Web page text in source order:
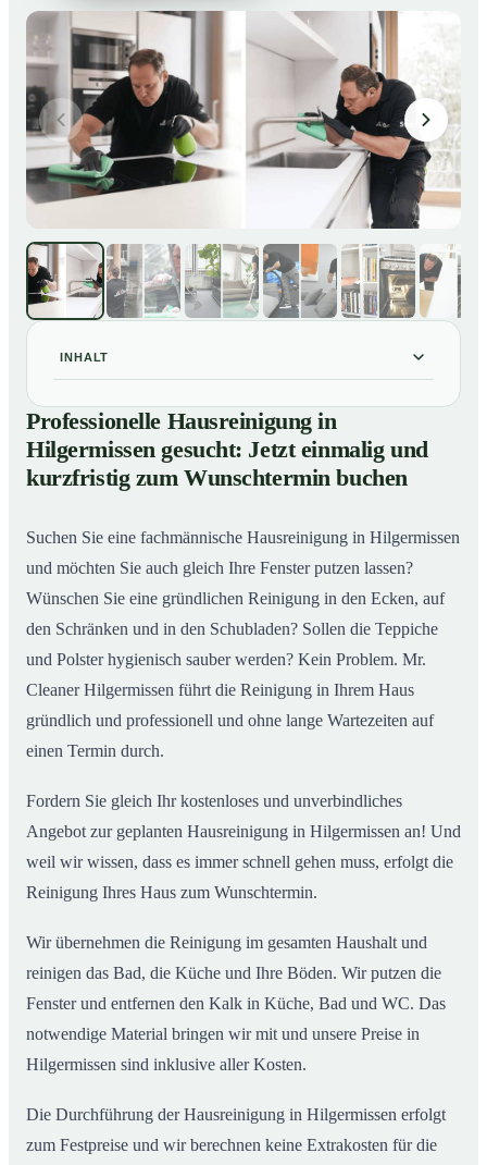
INHALT
01 Professionelle Hausreinigung in Hilgermissen gesucht:
Jetzt einmalig und kurzfristig zum Wunschtermin
buchen
02So läuft eine professionelle Hausreinigung in
Professionelle Hausreinigung in
Hilgermissen gesucht: Jetzt einmalig und
kurzfristig zum Wunschtermin buchen
Suchen Sie eine fachmännische Hausreinigung in Hilgermissen
und möchten Sie auch gleich Ihre Fenster putzen lassen?
Wünschen Sie eine gründlichen Reinigung in den Ecken, auf
den Schränken und in den Schubladen? Sollen die Teppiche
und Polster hygienisch sauber werden? Kein Problem. Mr.
Cleaner Hilgermissen führt die Reinigung in Ihrem Haus
gründlich und professionell und ohne lange Wartezeiten auf
einen Termin durch.
Fordern Sie gleich Ihr kostenloses und unverbindliches
Angebot zur geplanten Hausreinigung in Hilgermissen an! Und
weil wir wissen, dass es immer schnell gehen muss, erfolgt die
Reinigung Ihres Haus zum Wunschtermin.
Wir übernehmen die Reinigung im gesamten Haushalt und
reinigen das Bad, die Küche und Ihre Böden. Wir putzen die
Fenster und entfernen den Kalk in Küche, Bad und WC. Das
notwendige Material bringen wir mit und unsere Preise in
Hilgermissen sind inklusive aller Kosten.
Die Durchführung der Hausreinigung in Hilgermissen erfolgt
zum Festpreise und wir berechnen keine Extrakosten für die